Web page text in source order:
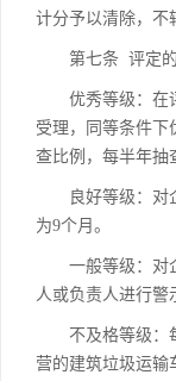
计分予以清除，不
第七条 评定的企
优秀等级：在评
受理，同等条件下
查比例，每半年抽
良好等级：对企
为9个月。
一般等级：对企
人或负责人进行警
不及格等级：每
营的建筑垃圾运输